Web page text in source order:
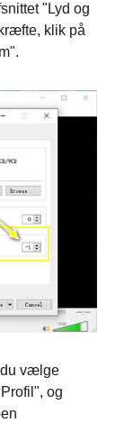
"Lyd og
klik på
du vælge
og